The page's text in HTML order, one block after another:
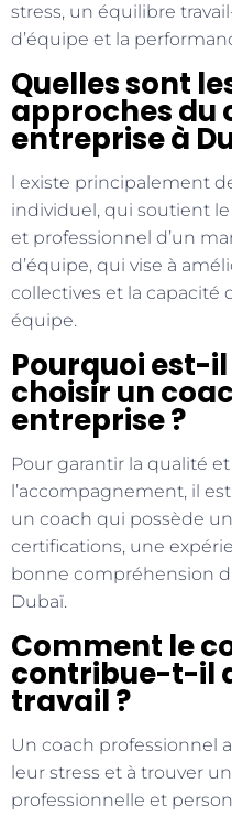
stress, un équilibre
d’équipe et la
Quelles sont
approches du
entreprise à
l existe principalement
individuel, qui soutient
et professionnel d’un
d’équipe, qui vise à
collectives et la capacité
équipe.
Pourquoi est-
choisir un
entreprise ?
Pour garantir la qualité et
l’accompagnement, il
un coach qui possède
certifications, une
bonne compréhension
Dubaï.
Comment le
contribue-t-il
travail ?
Un coach professionnel
leur stress et à trouver
professionnelle et